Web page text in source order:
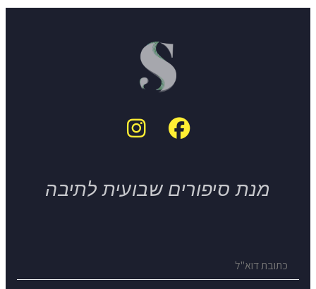
מנת סיפורים שבועית לתיבה